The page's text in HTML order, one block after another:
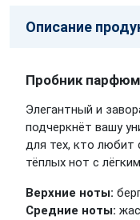
Описание
Пробник
Элегантный и
подчеркнёт вашу
для тех, кто любит
тёплых нот с
Верхние ноты:
Средние ноты: